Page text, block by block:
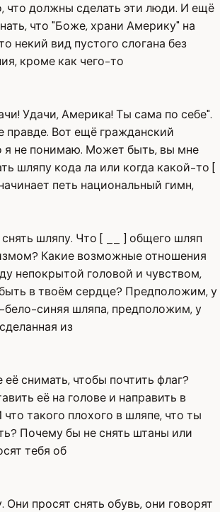
что должны сделать эти люди. И ещё
что "Боже, храни Америку" на
некий вид пустого слогана без
кроме как чего-то
Удачи, Америка! Ты сама по себе".
правде. Вот ещё гражданский
я не понимаю. Может быть, вы мне
шляпу кода ла или когда какой-то [
петь национальный гимн,
шляпу. Что [ __ ] общего шляп
Какие возможные отношения
непокрытой головой и чувством,
в твоём сердце? Предположим, у
бело-синяя шляпа, предположим, у
из
её снимать, чтобы почтить флаг?
её на голове и направить в
такого плохого в шляпе, что ты
Почему бы не снять штаны или
тебя об
Они просят снять обувь, они говорят